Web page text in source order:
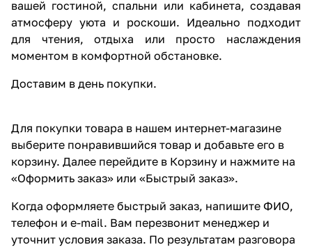
вашей гостиной, спальни или кабинета, создавая
атмосферу уюта и роскоши. Идеально подходит
для чтения, отдыха или просто наслаждения
моментом в комфортной обстановке.
Доставим в день покупки.
Для покупки товара в нашем интернет-магазине
выберите понравившийся товар и добавьте его в
корзину. Далее перейдите в Корзину и нажмите на
«Оформить заказ» или «Быстрый заказ».
Когда оформляете быстрый заказ, напишите ФИО,
телефон и e-mail. Вам перезвонит менеджер и
уточнит условия заказа. По результатам разговора